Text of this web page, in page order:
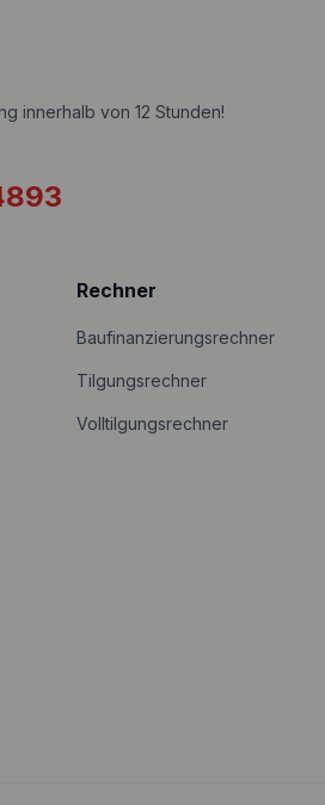
innerhalb von 12 Stunden!
Rechner
Baufinanzierungsrechner
Tilgungsrechner
Volltilgungsrechner